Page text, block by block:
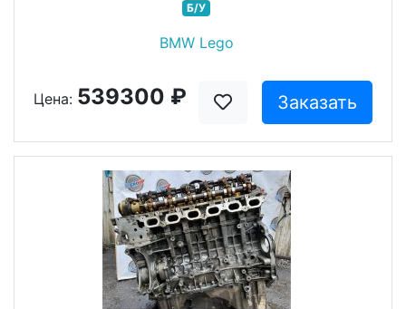
Б/У
BMW Lego
Цена: 539300 ₽ Заказать